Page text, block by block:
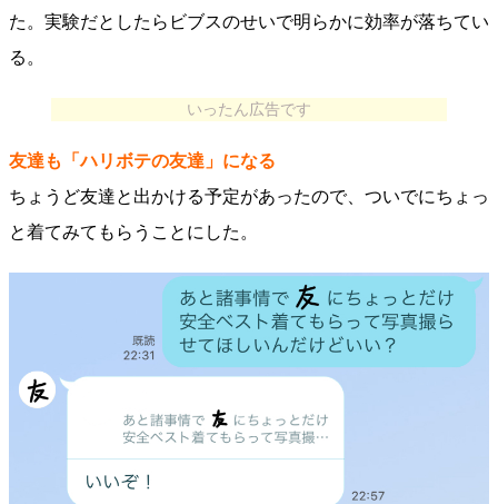
た。実験だとしたらビブスのせいで明らかに効率が落ちてい
る。
いったん広告です
友達も「ハリボテの友達」になる
ちょうど友達と出かける予定があったので、ついでにちょっ
と着てみてもらうことにした。